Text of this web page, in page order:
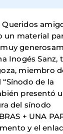
un material
Inogés Sanz,
miembro
de la
presentó
del sínodo
+ UNA
y el